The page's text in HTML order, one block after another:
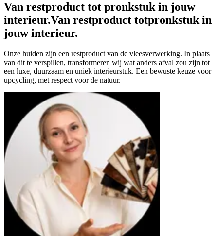
Van restproduct tot pronkstuk in jouw
interieur.Van restproduct totpronkstuk in
jouw interieur.
Onze huiden zijn een restproduct van de vleesverwerking. In plaats
van dit te verspillen, transformeren wij wat anders afval zou zijn tot
een luxe, duurzaam en uniek interieurstuk. Een bewuste keuze voor
upcycling, met respect voor de natuur.